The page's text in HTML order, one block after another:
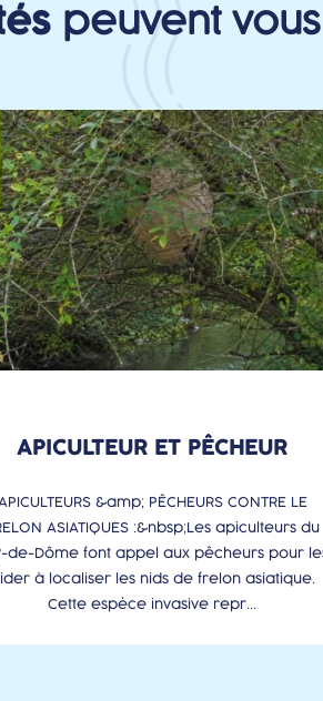
peuvent
APICULTEUR ET PÊCHEUR
APICULTEURS &amp; PÊCHEURS CONTRE LE
ASIATIQUES :&nbsp;Les apiculteurs du
de-Dôme font appel aux pêcheurs pour
à localiser les nids de frelon asiatique.
Cette espèce invasive repr...